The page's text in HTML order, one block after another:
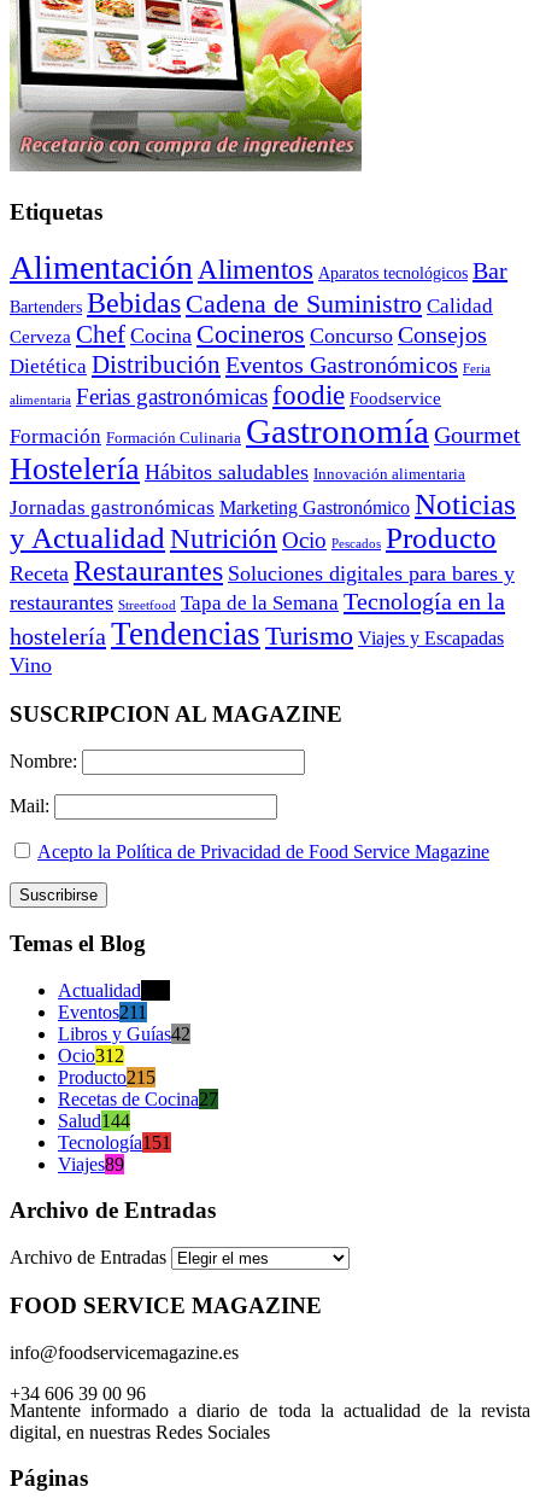
Etiquetas
Alimentación Alimentos Aparatos tecnológicos Bar
Bartenders Bebidas Cadena de Suministro Calidad
Cerveza Chef Cocina Cocineros Concurso Consejos
Dietética Distribución Eventos Gastronómicos Feria
alimentaria Ferias gastronómicasfoodie Foodservice
Formación Formación Culinaria Gastronomía Gourmet
Hostelería Hábitos saludables Innovación alimentaria
Jornadas gastronómicas Marketing Gastronómico Noticias
y Actualidad Nutrición Ocio Pescados Producto
Receta Restaurantes Soluciones digitales para bares y
restaurantes Streetfood Tapa de la Semana Tecnología en la
hostelería Tendencias Turismo Viajes y Escapadas
Vino
SUSCRIPCION AL MAGAZINE
Nombre:
Mail:
Acepto la Política de Privacidad de Food Service Magazine
Temas el Blog
Actualidad
Eventos211
Libros y Guías42
Ocio312
Producto215
Recetas de Cocina27
Salud144
Tecnología151
Viajes89
Archivo de Entradas
Archivo de Entradas
FOOD SERVICE MAGAZINE
info@foodservicemagazine.es
+34 606 39 00 96
Mantente informado a diario de toda la actualidad de la revista
digital, en nuestras Redes Sociales
Páginas